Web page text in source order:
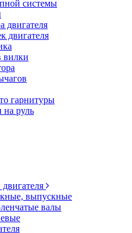
системы
двигателя
двигателя
вилки
гарнитуры
руль
двигателя
выпускные
валы